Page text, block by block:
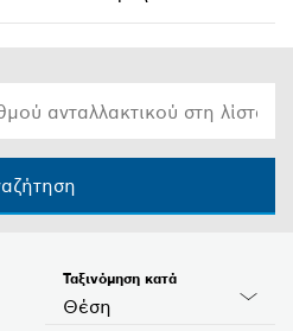
Θέση
Ταξινόμηση κατά